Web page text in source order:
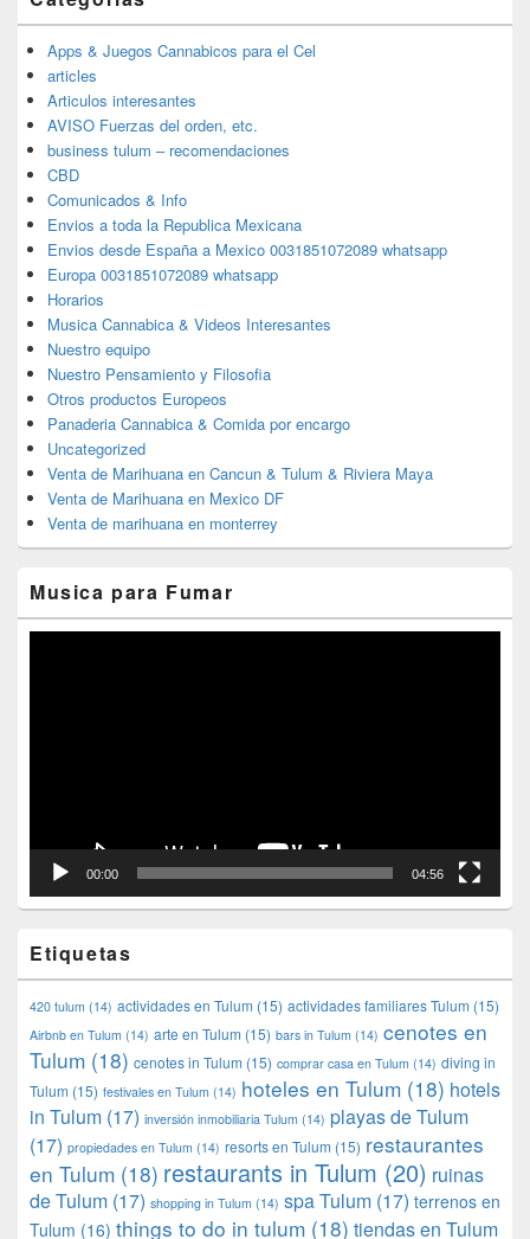
Apps & Juegos Cannabicos para el Cel
articles
Articulos interesantes
AVISO Fuerzas del orden, etc.
business tulum – recomendaciones
CBD
Comunicados & Info
Envios a toda la Republica Mexicana
Envios desde España a Mexico 0031851072089 whatsapp
Europa 0031851072089 whatsapp
Horarios
Musica Cannabica & Videos Interesantes
Nuestro equipo
Nuestro Pensamiento y Filosofia
Otros productos Europeos
Panaderia Cannabica & Comida por encargo
Uncategorized
Venta de Marihuana en Cancun & Tulum & Riviera Maya
Venta de Marihuana en Mexico DF
Venta de marihuana en monterrey
Musica para Fumar
00:00 04:56
Etiquetas
420 tulum (14) actividades en Tulum (15) actividades familiares Tulum (15)
Airbnb en Tulum (14) arte en Tulum (15) bars in Tulum (14) cenotes en
Tulum (18) cenotes in Tulum (15) comprar casa en Tulum (14) diving in
Tulum (15) festivales en Tulum (14) hoteles en Tulum (18) hotels
in Tulum (17) inversión inmobiliaria Tulum (14) playas de Tulum
(17) propiedades en Tulum (14) resorts en Tulum (15) restaurantes
en Tulum (18) restaurants in Tulum (20) ruinas
de Tulum (17) shopping in Tulum (14) spa Tulum (17) terrenos en
Tulum (16) things to do in tulum (18) tiendas en Tulum